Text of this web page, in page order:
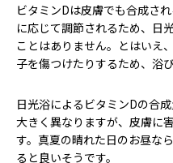
ビタミンDは皮膚でも合成さ
に応じて調節されるため、日
ことはありません。とはいえ
子を傷つけたりするため、浴
日光浴によるビタミンDの合
大きく異なりますが、皮膚に
す。真夏の晴れた日のお昼な
ると良いそうです。